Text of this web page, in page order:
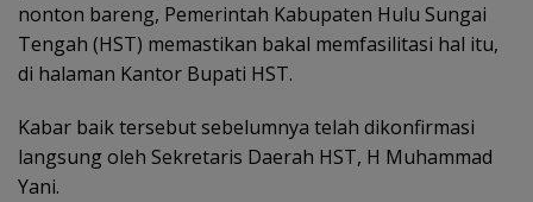
nonton bareng, Pemerintah Kabupaten Hulu Sungai
Tengah (HST) memastikan bakal memfasilitasi hal itu,
di halaman Kantor Bupati HST.
Kabar baik tersebut sebelumnya telah dikonfirmasi
langsung oleh Sekretaris Daerah HST, H Muhammad
Yani.